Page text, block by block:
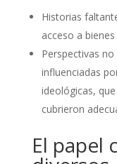
Historias
acceso a
Perspectivas
influenciadas
ideológicas,
cubrieron
El papel